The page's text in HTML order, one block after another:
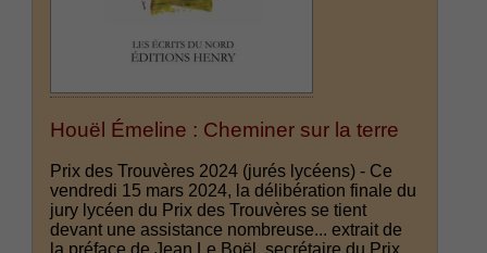
Houël Émeline : Cheminer sur la terre
Prix des Trouvères 2024 (jurés lycéens) - Ce
vendredi 15 mars 2024, la délibération finale du
jury lycéen du Prix des Trouvères se tient
devant une assistance nombreuse... extrait de